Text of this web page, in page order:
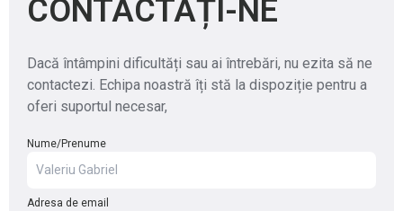
CONTACTAȚI-NE
Dacă întâmpini dificultăți sau ai întrebări, nu ezita să ne
contactezi. Echipa noastră îți stă la dispoziție pentru a
oferi suportul necesar,
Nume/Prenume
Adresa de email